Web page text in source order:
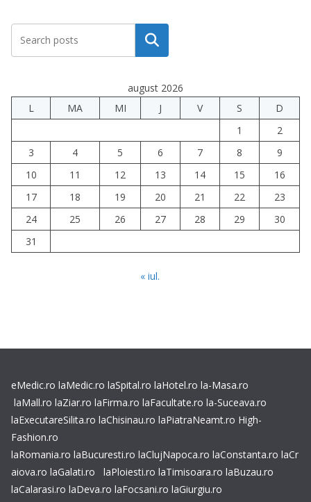
Caută
august 2026
L
MA MI J V S
D
1
2
3
4 5 6 7 8
9
10
11 12 13 14 15
16
17
18 19 20 21 22
23
24
25 26 27 28 29
30
31
« iul.
eMedic.ro laMedic.ro laSpital.ro laHotel.ro la-Masa.ro
laMall.ro laZiar.ro laFirma.ro laFacultate.ro la-Suceava.ro
laExecutareSilita.ro laChisinau.ro laPiatraNeamt.ro High-
Fashion.ro
laRomania.ro laBucuresti.ro laClujNapoca.ro laConstanta.ro laCr
aiova.ro laGalati.ro laPloiesti.ro laTimisoara.ro laBuzau.ro
laCalarasi.ro laDeva.ro laFocsani.ro laGiurgiu.ro